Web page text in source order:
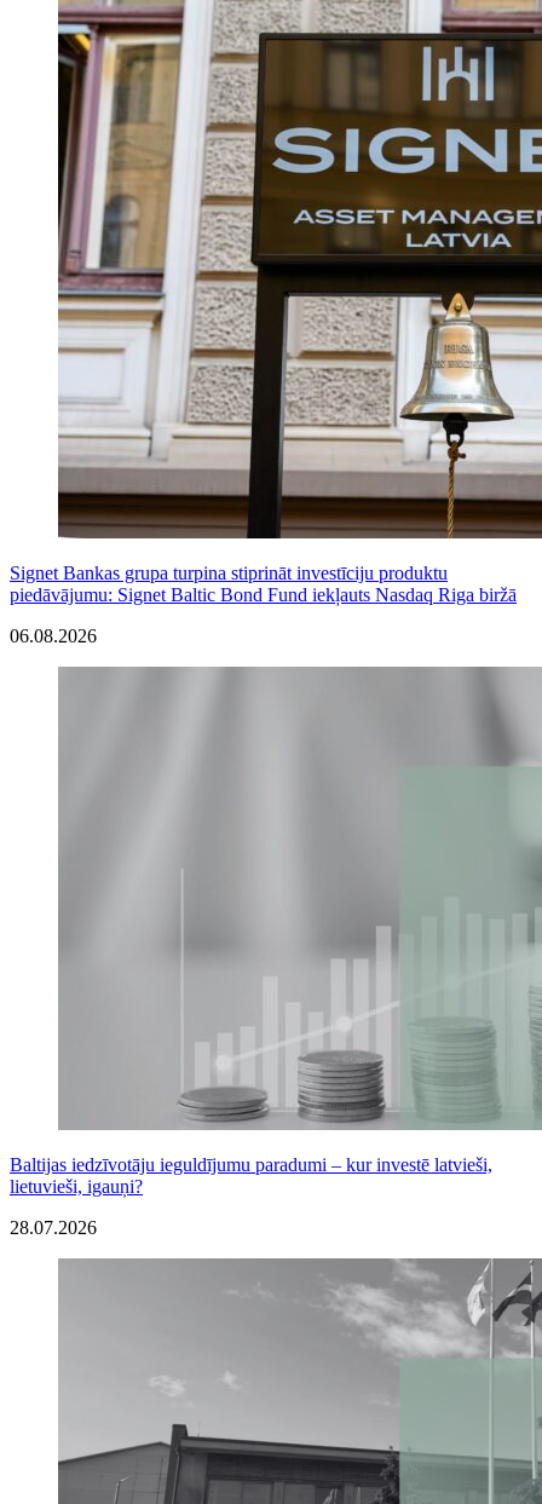
Signet Bankas grupa turpina stiprināt investīciju produktu
piedāvājumu: Signet Baltic Bond Fund iekļauts Nasdaq Riga biržā
06.08.2026
Baltijas iedzīvotāju ieguldījumu paradumi – kur investē latvieši,
lietuvieši, igauņi?
28.07.2026